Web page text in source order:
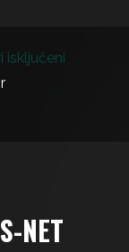
isključeni
NET